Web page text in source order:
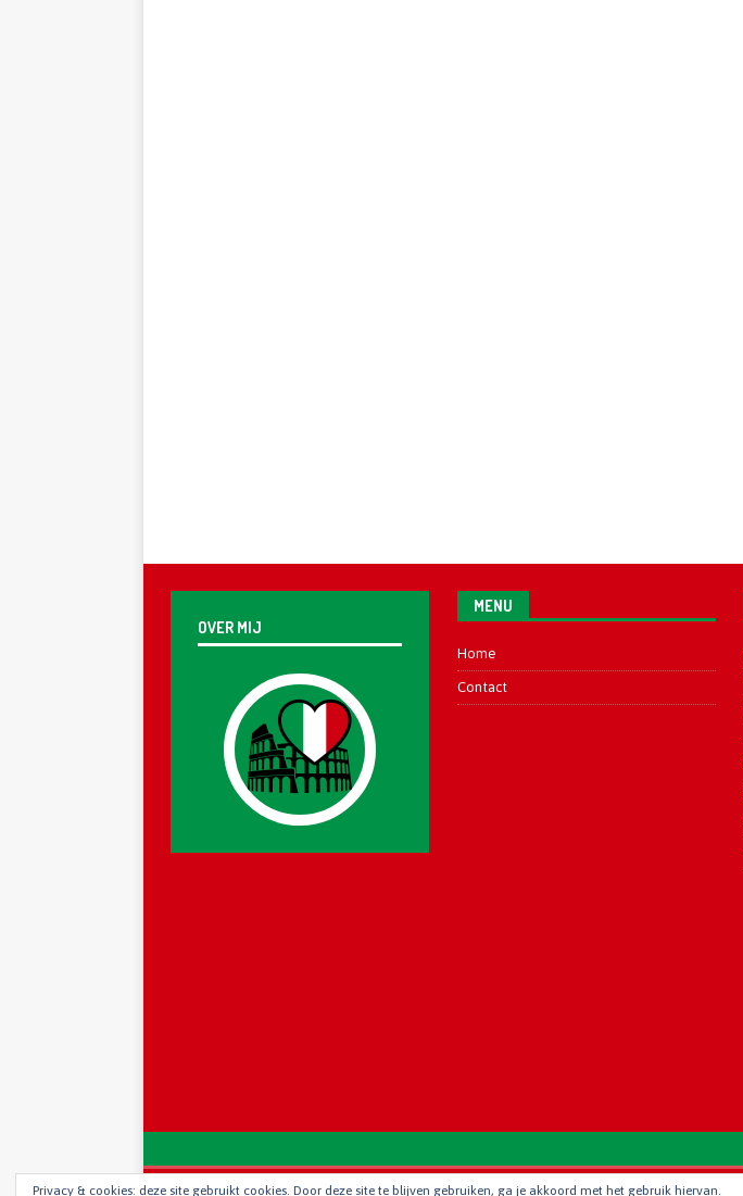
OVER MIJ
MENU
Home
Contact
Copyright © 2018 - 2021 | I Love Rome onderdeel van I Love Stedentrips
Privacy & cookies: deze site gebruikt cookies. Door deze site te blijven gebruiken, ga je akkoord met het gebruik hiervan.